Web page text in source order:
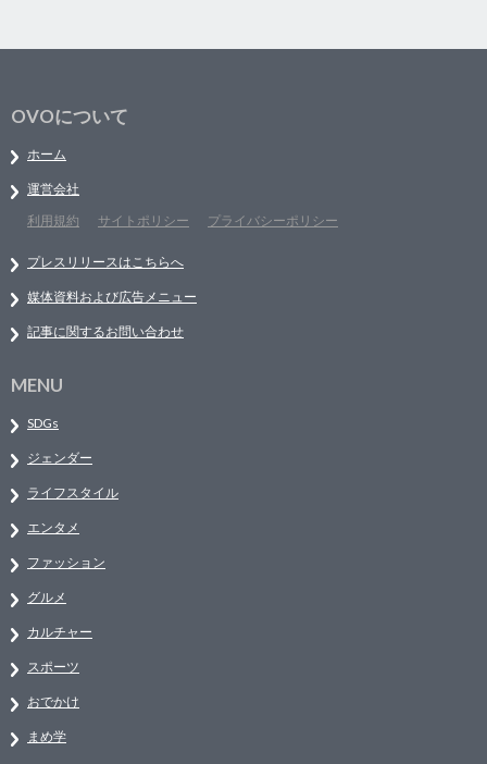
OVOについて
ホーム
運営会社
利用規約
サイトポリシー プライバシーポリシー
プレスリリースはこちらへ
媒体資料および広告メニュー
記事に関するお問い合わせ
MENU
SDGs
ジェンダー
ライフスタイル
エンタメ
ファッション
グルメ
カルチャー
スポーツ
おでかけ
まめ学